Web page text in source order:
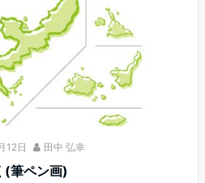
12日 田中 弘幸
(筆ペン画)